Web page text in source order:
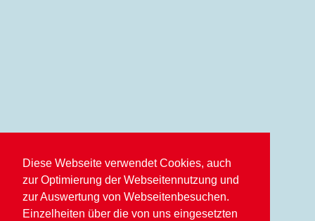
Diese Webseite verwendet Cookies, auch
zur Optimierung der Webseitennutzung und
zur Auswertung von Webseitenbesuchen.
Einzelheiten über die von uns eingesetzten